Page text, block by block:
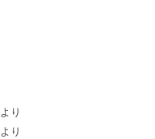
より
より